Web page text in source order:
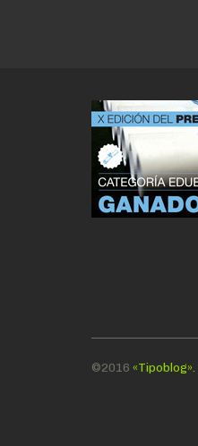
©2016 «Tipoblog».